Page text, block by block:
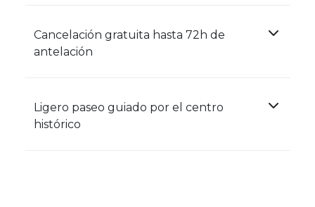
Cancelación gratuita hasta 72h de
antelación
Ligero paseo guiado por el centro
histórico